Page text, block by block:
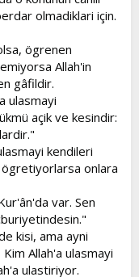
olmadiklari için.
ögrenen
Allah'in
gâfildir.
ulasmayi
açik ve kesindir:
kendileri
onlara
var. Sen
kisi, ama ayni
Allah'a ulasmayi
ulastiriyor.